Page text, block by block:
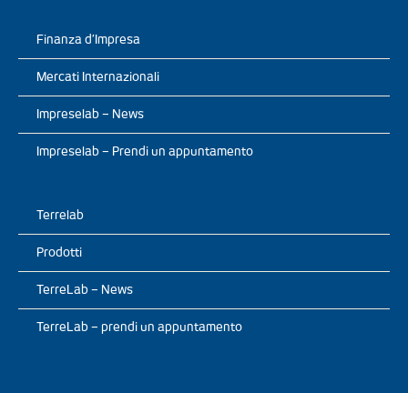
Finanza d’Impresa
Mercati Internazionali
Impreselab – News
Impreselab – Prendi un appuntamento
Terrelab
Prodotti
TerreLab – News
TerreLab – prendi un appuntamento